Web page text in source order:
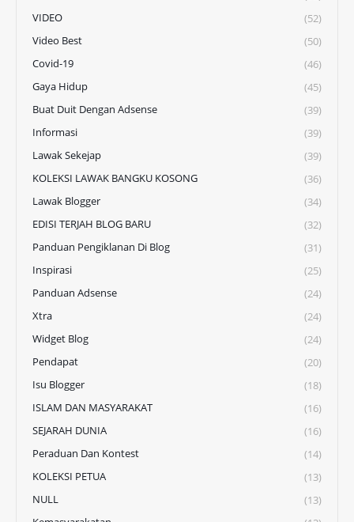
VIDEO
(52)
Video Best
(50)
Covid-19
(46)
Gaya Hidup
(45)
Buat Duit Dengan Adsense
(39)
Informasi
(39)
Lawak Sekejap
(39)
KOLEKSI LAWAK BANGKU KOSONG
(36)
Lawak Blogger
(34)
EDISI TERJAH BLOG BARU
(32)
Panduan Pengiklanan Di Blog
(31)
Inspirasi
(25)
Panduan Adsense
(24)
Xtra
(24)
Widget Blog
(24)
Pendapat
(20)
Isu Blogger
(18)
ISLAM DAN MASYARAKAT
(16)
SEJARAH DUNIA
(16)
Peraduan Dan Kontest
(14)
KOLEKSI PETUA
(13)
NULL
(13)